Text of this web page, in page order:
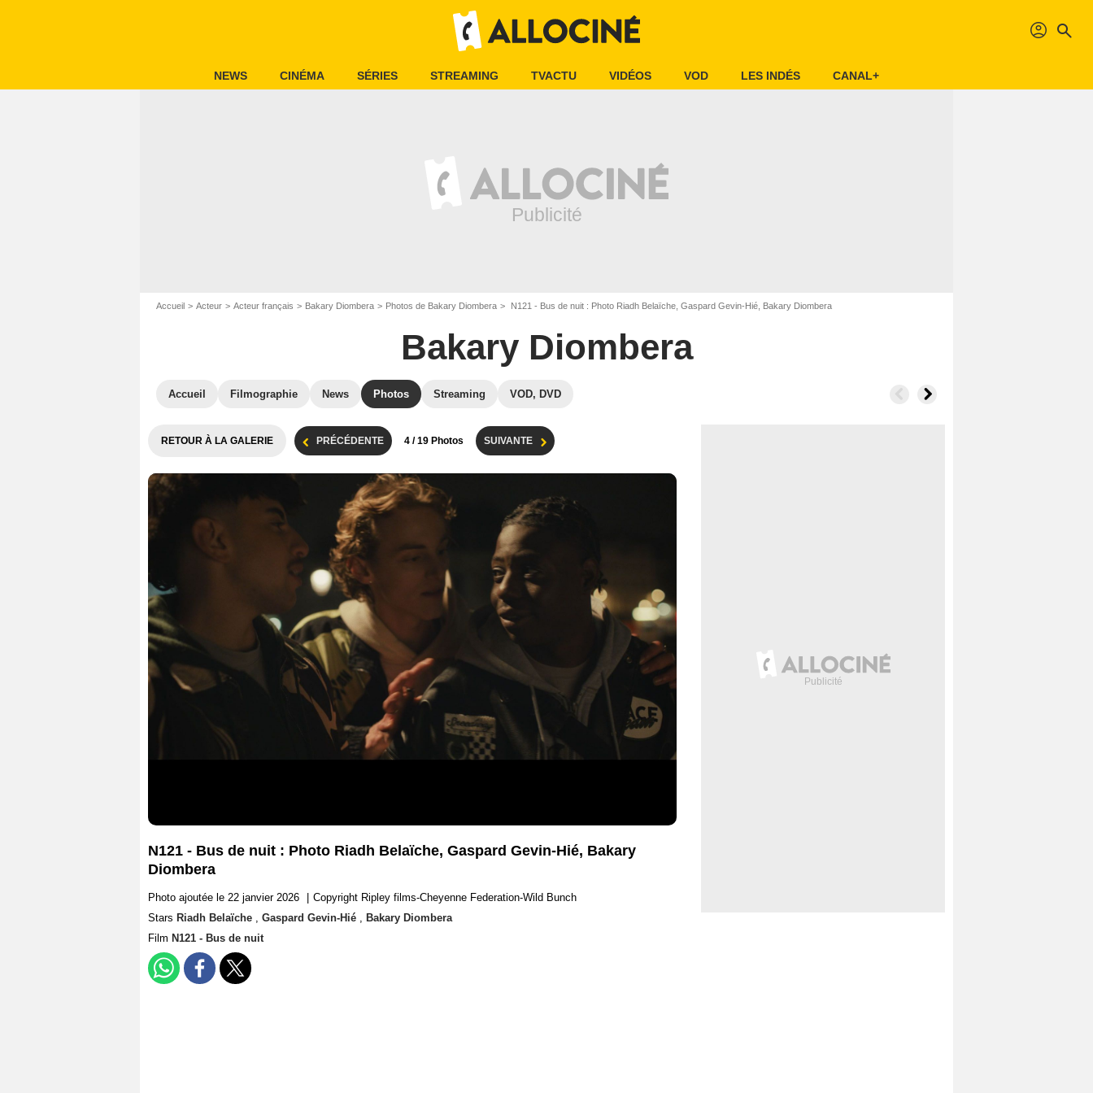
profil search
NEWS CINÉMA SÉRIES STREAMING TVACTU VIDÉOS VOD LES INDÉS CANAL+
Accueil Acteur Acteur français Bakary Diombera Photos de Bakary Diombera N121 - Bus de nuit : Photo Riadh Belaïche, Gaspard Gevin-Hié, Bakary Diombera
Bakary Diombera
Accueil Filmographie News Photos Streaming VOD, DVD
RETOUR À LA GALERIE PRÉCÉDENTE 4 / 19 Photos SUIVANTE
N121 - Bus de nuit : Photo Riadh Belaïche, Gaspard Gevin-Hié, Bakary
Diombera
Photo ajoutée le 22 janvier 2026
Copyright Ripley films-Cheyenne Federation-Wild Bunch
Stars Riadh Belaïche , Gaspard Gevin-Hié , Bakary Diombera
Film N121 - Bus de nuit